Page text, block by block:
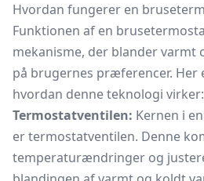
Hvordan fungerer en
Funktionen af en
mekanisme, der blander varmt
på brugernes præferencer. Her
hvordan denne teknologi virker:
Termostatventilen: Kernen i
er termostatventilen. Denne
temperaturændringer og